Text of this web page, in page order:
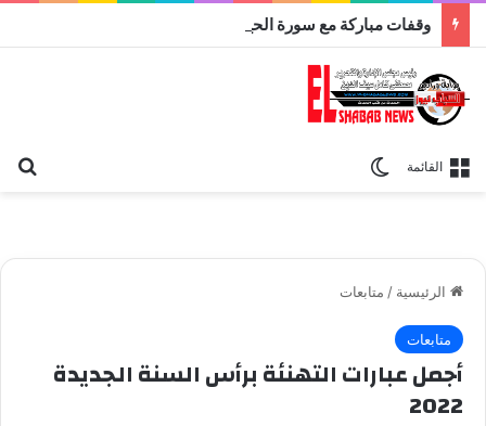
القائمة
الرئيسية / متابعات
متابعات
أجمل عبارات التهنئة برأس السنة الجديدة
2022